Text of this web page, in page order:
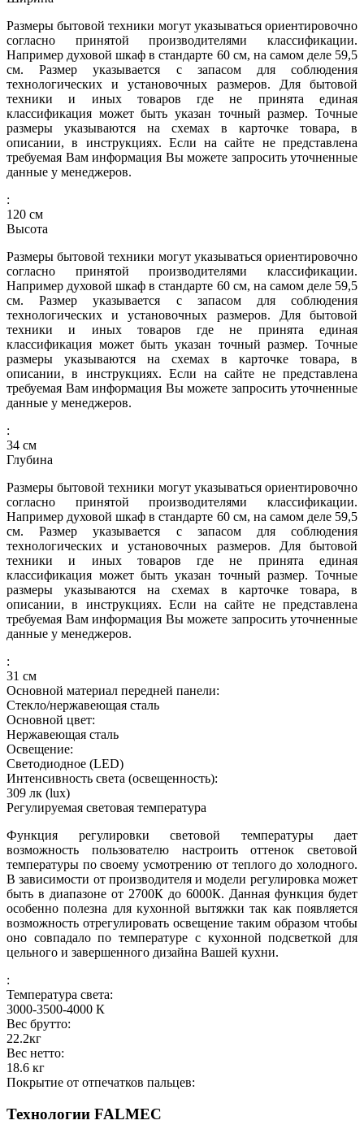
Размеры бытовой техники могут указываться ориентировочно
согласно принятой производителями классификации.
Например духовой шкаф в стандарте 60 см, на самом деле 59,5
см. Размер указывается с запасом для соблюдения
технологических и установочных размеров. Для бытовой
техники и иных товаров где не принята единая
классификация может быть указан точный размер. Точные
размеры указываются на схемах в карточке товара, в
описании, в инструкциях. Если на сайте не представлена
требуемая Вам информация Вы можете запросить уточненные
данные у менеджеров.
:
120 см
Высота
Размеры бытовой техники могут указываться ориентировочно
согласно принятой производителями классификации.
Например духовой шкаф в стандарте 60 см, на самом деле 59,5
см. Размер указывается с запасом для соблюдения
технологических и установочных размеров. Для бытовой
техники и иных товаров где не принята единая
классификация может быть указан точный размер. Точные
размеры указываются на схемах в карточке товара, в
описании, в инструкциях. Если на сайте не представлена
требуемая Вам информация Вы можете запросить уточненные
данные у менеджеров.
:
34 см
Глубина
Размеры бытовой техники могут указываться ориентировочно
согласно принятой производителями классификации.
Например духовой шкаф в стандарте 60 см, на самом деле 59,5
см. Размер указывается с запасом для соблюдения
технологических и установочных размеров. Для бытовой
техники и иных товаров где не принята единая
классификация может быть указан точный размер. Точные
размеры указываются на схемах в карточке товара, в
описании, в инструкциях. Если на сайте не представлена
требуемая Вам информация Вы можете запросить уточненные
данные у менеджеров.
:
31 см
Основной материал передней панели:
Стекло/нержавеющая сталь
Основной цвет:
Нержавеющая сталь
Освещение:
Светодиодное (LED)
Интенсивность света (освещенность):
309 лк (lux)
Регулируемая световая температура
Функция регулировки световой температуры дает
возможность пользователю настроить оттенок световой
температуры по своему усмотрению от теплого до холодного.
В зависимости от производителя и модели регулировка может
быть в диапазоне от 2700К до 6000К. Данная функция будет
особенно полезна для кухонной вытяжки так как появляется
возможность отрегулировать освещение таким образом чтобы
оно совпадало по температуре с кухонной подсветкой для
цельного и завершенного дизайна Вашей кухни.
:
Температура света:
3000-3500-4000 К
Вес брутто:
22.2кг
Вес нетто:
18.6 кг
Покрытие от отпечатков пальцев:
Технологии FALMEC